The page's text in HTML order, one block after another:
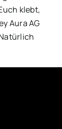
klebt,
Aura AG